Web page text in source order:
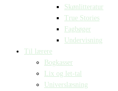
Skønlitteratur
True Stories
Fagbøger
Undervisning
Til lærere
Bogkasser
Lix og let-tal
Universlæsning